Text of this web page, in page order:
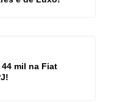
mil na Fiat